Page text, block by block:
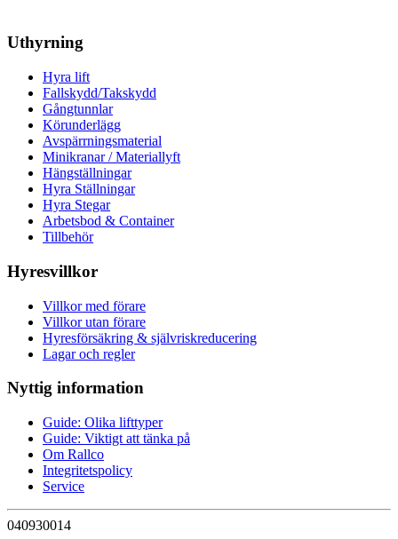
Uthyrning
Hyra lift
Fallskydd/Takskydd
Gångtunnlar
Körunderlägg
Avspärrningsmaterial
Minikranar / Materiallyft
Hängställningar
Hyra Ställningar
Hyra Stegar
Arbetsbod & Container
Tillbehör
Hyresvillkor
Villkor med förare
Villkor utan förare
Hyresförsäkring & självriskreducering
Lagar och regler
Nyttig information
Guide: Olika lifttyper
Guide: Viktigt att tänka på
Om Rallco
Integritetspolicy
Service
040930014